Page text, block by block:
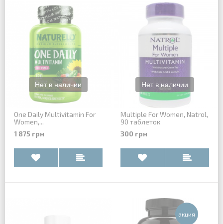
One Daily Multivitamin For
Women,...
1 875 грн
Multiple For Women, Natrol,
90 таблеток
300 грн
aкция